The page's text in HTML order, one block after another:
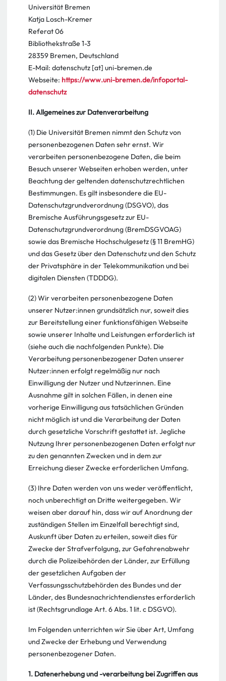
Universität Bremen
Katja Losch-Kremer
Referat 06
Bibliothekstraße 1-3
28359 Bremen, Deutschland
E-Mail: datenschutz [at] uni-bremen.de
Webseite: https://www.uni-bremen.de/infoportal-
datenschutz
II. Allgemeines zur Datenverarbeitung
(1) Die Universität Bremen nimmt den Schutz von
personenbezogenen Daten sehr ernst. Wir
verarbeiten personenbezogene Daten, die beim
Besuch unserer Webseiten erhoben werden, unter
Beachtung der geltenden datenschutzrechtlichen
Bestimmungen. Es gilt insbesondere die EU-
Datenschutzgrundverordnung (DSGVO), das
Bremische Ausführungsgesetz zur EU-
Datenschutzgrundverordnung (BremDSGVOAG)
sowie das Bremische Hochschulgesetz (§ 11 BremHG)
und das Gesetz über den Datenschutz und den Schutz
der Privatsphäre in der Telekommunikation und bei
digitalen Diensten (TDDDG).
(2) Wir verarbeiten personenbezogene Daten
unserer Nutzer:innen grundsätzlich nur, soweit dies
zur Bereitstellung einer funktionsfähigen Webseite
sowie unserer Inhalte und Leistungen erforderlich ist
(siehe auch die nachfolgenden Punkte). Die
Verarbeitung personenbezogener Daten unserer
Nutzer:innen erfolgt regelmäßig nur nach
Einwilligung der Nutzer und Nutzerinnen. Eine
Ausnahme gilt in solchen Fällen, in denen eine
vorherige Einwilligung aus tatsächlichen Gründen
nicht möglich ist und die Verarbeitung der Daten
durch gesetzliche Vorschrift gestattet ist. Jegliche
Nutzung Ihrer personenbezogenen Daten erfolgt nur
zu den genannten Zwecken und in dem zur
Erreichung dieser Zwecke erforderlichen Umfang.
(3) Ihre Daten werden von uns weder veröffentlicht,
noch unberechtigt an Dritte weitergegeben. Wir
weisen aber darauf hin, dass wir auf Anordnung der
zuständigen Stellen im Einzelfall berechtigt sind,
Auskunft über Daten zu erteilen, soweit dies für
Zwecke der Strafverfolgung, zur Gefahrenabwehr
durch die Polizeibehörden der Länder, zur Erfüllung
der gesetzlichen Aufgaben der
Verfassungsschutzbehörden des Bundes und der
Länder, des Bundesnachrichtendienstes erforderlich
ist (Rechtsgrundlage Art. 6 Abs. 1 lit. c DSGVO).
Im Folgenden unterrichten wir Sie über Art, Umfang
und Zwecke der Erhebung und Verwendung
personenbezogener Daten.
1. Datenerhebung und -verarbeitung bei Zugriffen aus